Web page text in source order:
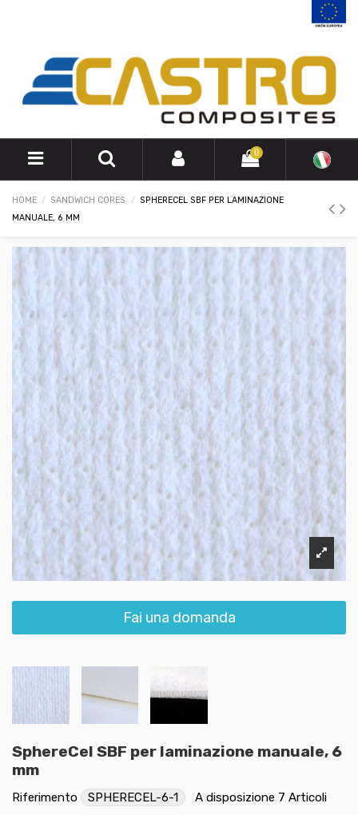
0
HOME SANDWICH CORES
SPHERECEL SBF PER LAMINAZIONE
MANUALE, 6 MM
Fai una domanda
SphereCel SBF per laminazione manuale, 6
mm
Riferimento SPHERECEL-6-1 A disposizione 7 Articoli